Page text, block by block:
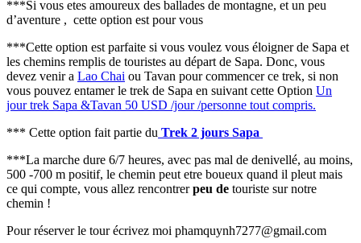
***Si vous etes amoureux des ballades de montagne, et un peu
d’aventure , cette option est pour vous
***Cette option est parfaite si vous voulez vous éloigner de Sapa et
les chemins remplis de touristes au départ de Sapa. Donc, vous
devez venir a Lao Chai ou Tavan pour commencer ce trek, si non
vous pouvez entamer le trek de Sapa en suivant cette Option Un
jour trek Sapa &Tavan 50 USD /jour /personne tout compris.
*** Cette option fait partie du Trek 2 jours Sapa
***La marche dure 6/7 heures, avec pas mal de denivellé, au moins,
500 -700 m positif, le chemin peut etre boueux quand il pleut mais
ce qui compte, vous allez rencontrerpeu de touriste sur notre
chemin !
Pour réserver le tour écrivez moi phamquynh7277@gmail.com